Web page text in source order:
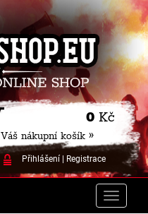
0 Kč
Váš nákupní košík »
Přihlášení| Registrace
Toggle